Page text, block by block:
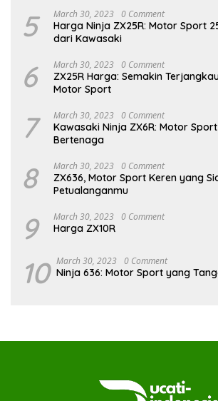
5 March 30, 2023 0 Comment
Harga Ninja ZX25R: Motor Sport
dari Kawasaki
6 March 30, 2023 0 Comment
ZX25R Harga: Semakin
Motor Sport
7 March 30, 2023 0 Comment
Kawasaki Ninja ZX6R: Motor
Bertenaga
8 March 30, 2023 0 Comment
ZX636, Motor Sport Keren yang
Petualanganmu
9 March 30, 2023 0 Comment
Harga ZX10R
10 March 30, 2023 0 Comment
Ninja 636: Motor Sport yang